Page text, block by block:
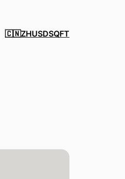
🇨🇳ZHUSDSQFT